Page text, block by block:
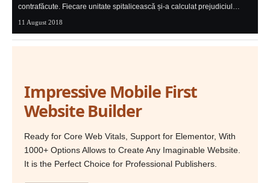
contrafăcute. Fiecare unitate spitalicească și-a calculat prejudiciul…
11 August 2018
Impressive Mobile First
Website Builder
Ready for Core Web Vitals, Support for Elementor, With
1000+ Options Allows to Create Any Imaginable Website.
It is the Perfect Choice for Professional Publishers.